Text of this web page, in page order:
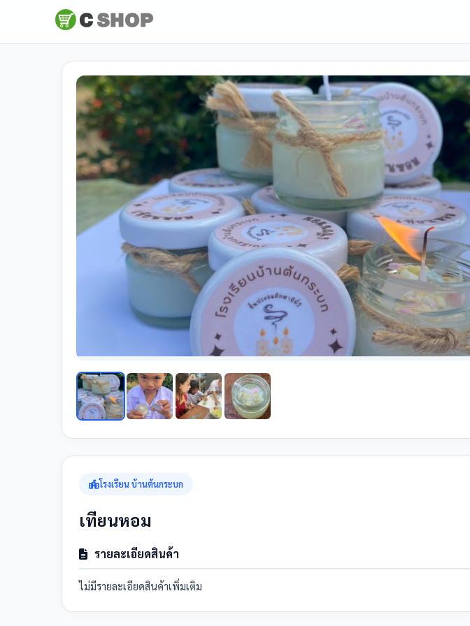
โรงเรียน บ้านต้นกระบก
เทียนหอม
รายละเอียดสินค้า
ไม่มีรายละเอียดสินค้าเพิ่มเติม